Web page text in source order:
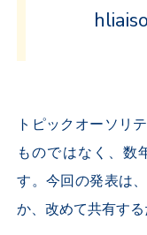
トピックオーソリ
ものではなく、数
す。今回の発表は
か、改めて共有する